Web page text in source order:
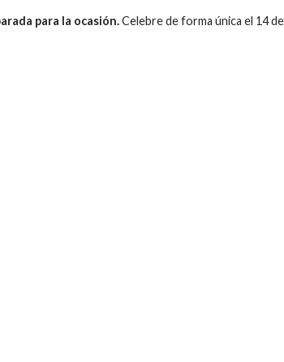
para la ocasión.Celebre de forma única el 14